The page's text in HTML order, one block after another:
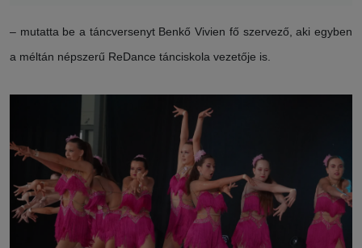
– mutatta be a táncversenyt Benkő Vivien fő szervező, aki egyben
a méltán népszerű ReDance tánciskola vezetője is.